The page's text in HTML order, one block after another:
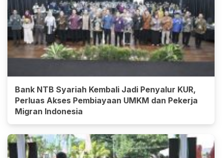
Bank NTB Syariah Kembali Jadi Penyalur KUR,
Perluas Akses Pembiayaan UMKM dan Pekerja
Migran Indonesia